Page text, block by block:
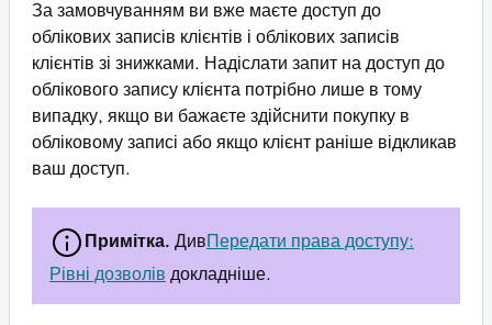
За замовчуванням ви вже маєте доступ до
облікових записів клієнтів і облікових записів
клієнтів зі знижками. Надіслати запит на доступ до
облікового запису клієнта потрібно лише в тому
випадку, якщо ви бажаєте здійснити покупку в
обліковому записі або якщо клієнт раніше відкликав
ваш доступ.
Примітка. ДивПередати права доступу:
Рівні дозволів докладніше.